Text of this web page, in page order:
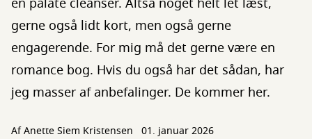
gerne også lidt kort, men også gerne
engagerende. For mig må det gerne være en
romance bog. Hvis du også har det sådan, har
jeg masser af anbefalinger. De kommer her.
AfAnette Siem Kristensen 01. januar 2026